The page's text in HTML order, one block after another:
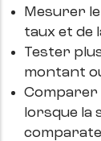
Mesurer
taux et de
Tester
montant
lorsque la